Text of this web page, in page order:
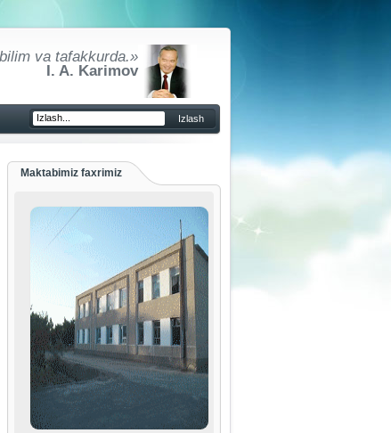
va tafakkurda.»
I. A. Karimov
Maktabimiz faxrimiz